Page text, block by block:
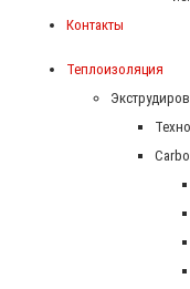
Контакты
Теплоизоляция